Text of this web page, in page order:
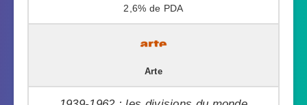
2,6%
Arte